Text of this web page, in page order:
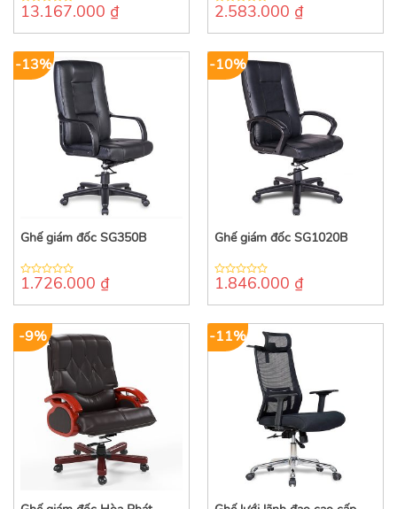
0
of
13.167.000 ₫
0
of
2.583.000 ₫
-13%
Ghế giám đốc SG350B
0
of
1.726.000 ₫
-10%
Ghế giám đốc SG1020B
0
of
1.846.000 ₫
-9% -11%